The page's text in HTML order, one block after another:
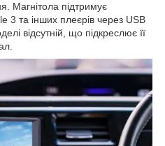
Магнітола підтримує
3 та інших плеєрів через USB
відсутній, що підкреслює її